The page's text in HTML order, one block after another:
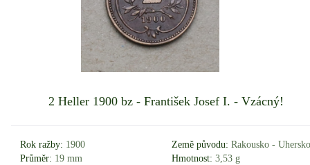
2 Heller 1900 bz - František Josef I. - Vzácný!
Rok ražby: 1900 Země původu: Rakousko -
Průměr: 19 mm Hmotnost: 3,53 g